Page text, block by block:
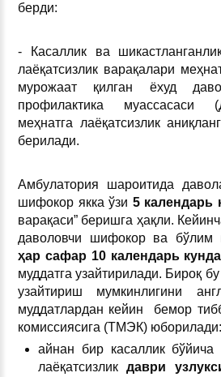
берди:
- Касаллик ва
лаёқатсизлик варақалари
мурожаат қилган ёхуд
профилактика муассасаси
меҳнатга лаёқатсизлик
берилади.
Амбулатория шароитида
шифокор якка ўзи 5 календарь
варақаси” беришга ҳақли.
даволовчи шифокор ва бўлим
ҳар сафар 10 календарь
муддатга узайтирилади. Бироқ
узайтириш мумкинлигини
муддатлардан кейин бемор
комиссиясига (ТМЭК) юборилади:
айнан бир касаллик бўйича
лаёқатсизликдаври